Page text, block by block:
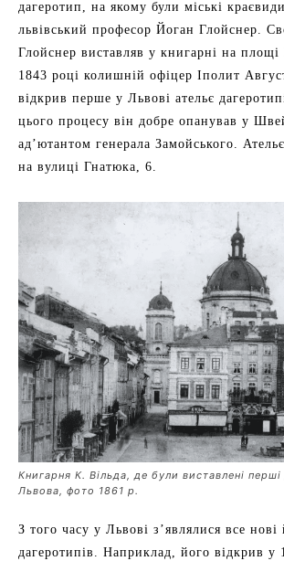
дагеротип, на якому були міські
львівський професор Йоган Глойснер.
Глойснер виставляв у книгарні на
1843 році колишній офіцер Іполит
відкрив перше у Львові ательє
цього процесу він добре опанував у
ад’ютантом генерала Замойського.
на вулиці Гнатюка, 6.
Книгарня К. Вільда, де були виставлені
Львова, фото 1861 р.
З того часу у Львові з’являлися все нові
дагеротипів. Наприклад, його відкрив у